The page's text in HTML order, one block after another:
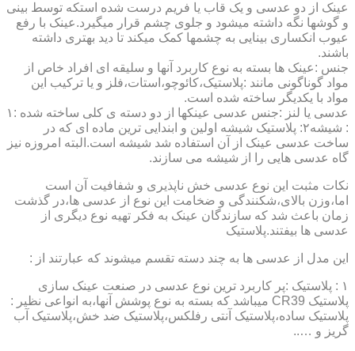
عینک از دو عدسی و یک قاب یا فریم درست شده استکه توسط بینی
و گوشها نگه داشته میشود و جلوی چشم قرار میگیرد.عینک با رفع
عیوب انکساری بینایی به چشمها کمک میکند تا دید بهتری داشته
باشند.
جنس :عینک ها بسته به نوع کاربرد آنها و سلیقه ای افراد خاص از
مواد گوناگونی مانند :پلاستیک،کائوچو،استات،فلز و یا ترکیب این
مواد با یکدیگر ساخته شده است.
عدسی یا لنز :جنس عدسی عینکها از دو دسته ی کلی ساخته شده :۱
: شیشه۲: پلاستیک شیشه اولین و ابندایی ترین ماده ای که در
ساخت عدسی عینک از آن استفاده شد شیشه است.البته امروزه نیز
گاه عدسی هایی را از شیشه می سازند.
نکات مثبت این نوع عدسی خش ناپذیری و شفافیت آن است
اما،وزن بالای،شکنندگی و ضخامت این نوع از عدسی ها،در گذشت
زمان باعث شد که سازندگان عینک به فکر تهیه نوع دیگری از
عدسی ها بیفتند.پلاستیک
این مدل از عدسی ها به چند دسته تقسم میشوند که عبارتند از :
۱ : پلاستیک :پر کاربرد ترین نوع عدسی در صنعت عینک سازی
پلاستیک CR39 میباشد که بسته به نوع پوشش آنها،به انواعی نظیر :
پلاستیک ساده،پلاستیک آنتی رفلکس،پلاستیک ضد خش،پلاستیک آب
گریز و …..